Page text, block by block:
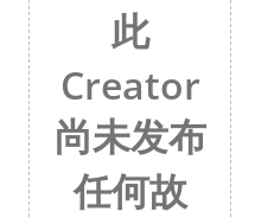
此
Creator
尚未发布
任何故